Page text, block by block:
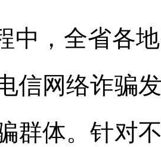
中，全省各
信网络诈骗
群体。针对